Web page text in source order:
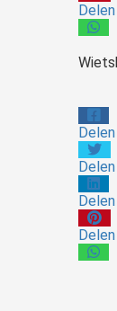
Delen
Delen
Delen
Delen
Delen